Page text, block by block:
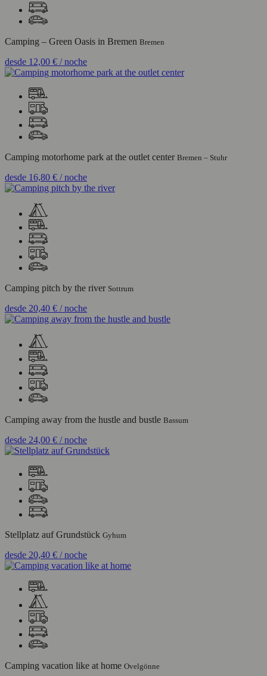
Camping – Green Oasis in Bremen Bremen
desde 12,00 € / noche
Camping motorhome park at the outlet center Bremen – Stuhr
desde 16,80 € / noche
Camping pitch by the river Sottrum
desde 20,40 € / noche
Camping away from the hustle and bustle Bassum
desde 24,00 € / noche
Stellplatz auf Grundstück Gyhum
desde 20,40 € / noche
Camping vacation like at home Ovelgönne